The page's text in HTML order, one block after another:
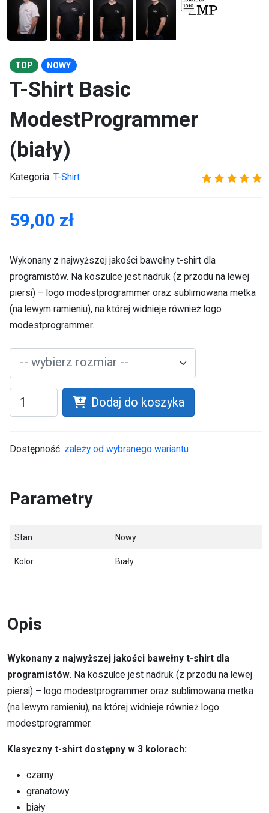
TOP NOWY
T-Shirt Basic
ModestProgrammer
(biały)
Kategoria: T-Shirt
59,00 zł
Wykonany z najwyższej jakości bawełny t-shirt dla
programistów. Na koszulce jest nadruk (z przodu na lewej
piersi) – logo modestprogrammer oraz sublimowana metka
(na lewym ramieniu), na której widnieje również logo
modestprogrammer.
-- wybierz rozmiar --
Dodaj do koszyka
Dostępność: zależy od wybranego wariantu
Parametry
Stan Nowy
Kolor Biały
Opis
Wykonany z najwyższej jakości bawełny t-shirt dla
programistów. Na koszulce jest nadruk (z przodu na lewej
piersi) – logo modestprogrammer oraz sublimowana metka
(na lewym ramieniu), na której widnieje również logo
modestprogrammer.
Klasyczny t-shirt dostępny w 3 kolorach:
czarny
granatowy
biały